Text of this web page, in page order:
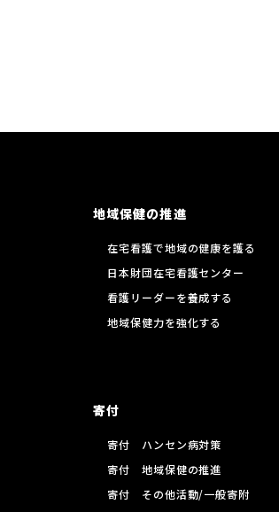
地域保健の推進
在宅看護で地域の健康を護る
日本財団在宅看護センター
看護リーダーを養成する
地域保健力を強化する
寄付
寄付 ハンセン病対策
寄付 地域保健の推進
寄付 その他活動/一般寄附